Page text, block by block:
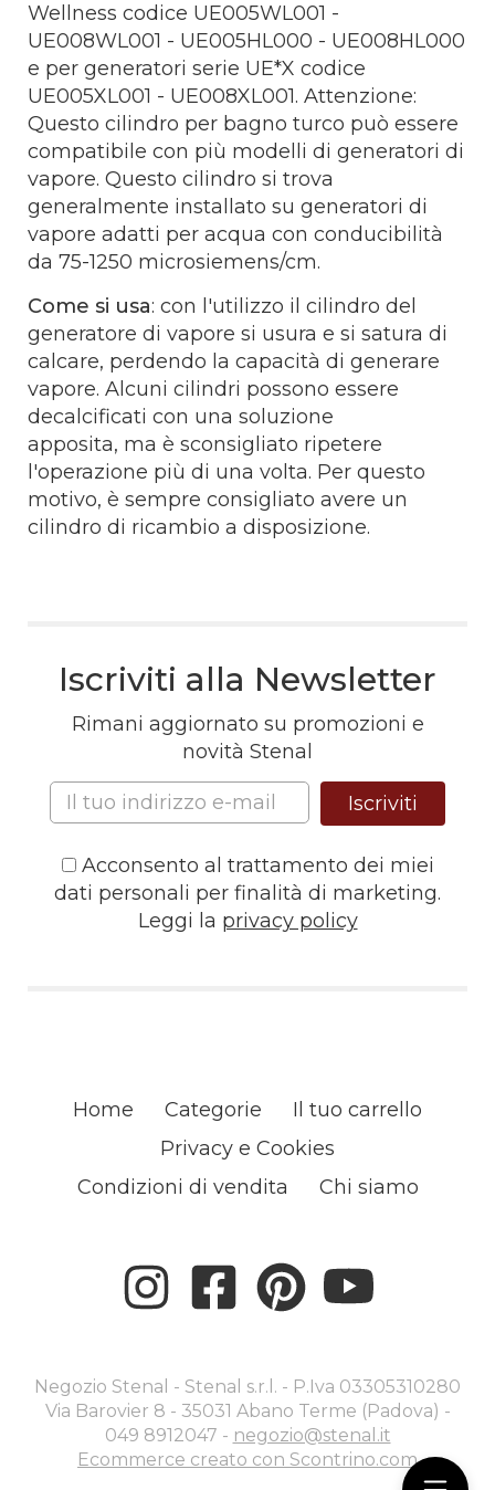
Wellness codice UE005WL001 -
UE008WL001 - UE005HL000 - UE008HL000
e per generatori serie UE*X codice
UE005XL001 - UE008XL001. Attenzione:
Questo cilindro per bagno turco può essere
compatibile con più modelli di generatori di
vapore. Questo cilindro si trova
generalmente installato su generatori di
vapore adatti per acqua con conducibilità
da 75-1250 microsiemens/cm.
Come si usa: con l'utilizzo il cilindro del
generatore di vapore si usura e si satura di
calcare, perdendo la capacità di generare
vapore. Alcuni cilindri possono essere
decalcificati con una soluzione
apposita, ma è sconsigliato ripetere
l'operazione più di una volta. Per questo
motivo, è sempre consigliato avere un
cilindro di ricambio a disposizione.
Iscriviti alla Newsletter
Rimani aggiornato su promozioni e
novità Stenal
Iscriviti
Acconsento al trattamento dei miei
dati personali per finalità di marketing.
Leggi la privacy policy
Home Categorie
Il tuo carrello
Privacy e Cookies
Condizioni di vendita
Chi siamo
Negozio Stenal - Stenal s.r.l. - P.Iva 03305310280
Via Barovier 8 - 35031 Abano Terme (Padova) -
049 8912047 - negozio@stenal.it
Ecommerce creato con Scontrino.com